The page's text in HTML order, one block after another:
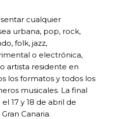
cualquier
urbana, pop, rock,
folk, jazz,
o electrónica,
artista residente en
los formatos y todos los
musicales. La final
17 y 18 de abril de
Canaria.